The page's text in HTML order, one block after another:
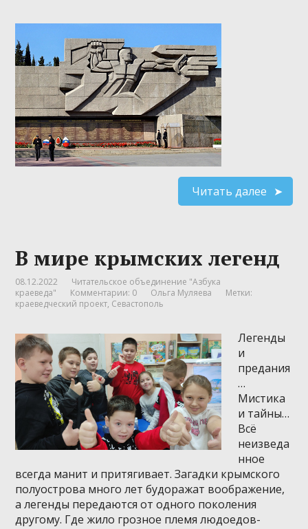
Читать далее
В мире крымских легенд
08.12.2022
Читательское объединение "Азбука
краеведа"
Комментарии: 0 Ольга Муляева
Метки:
краеведческий проект, Севастополь
Легенды
и
предания
…
Мистика
и тайны…
Всё
неизведа
нное
всегда манит и притягивает. Загадки крымского
полуострова много лет будоражат воображение,
а легенды передаются от одного поколения
другому. Где жило грозное племя людоедов-